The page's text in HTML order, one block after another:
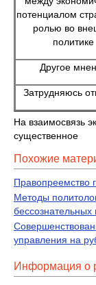
потенциалом
ролью во
политике
Другое
Затрудняюсь
На взаимосвязь
существенное
Похожие
Правопреемство
Методы
бессознательных
управления на
Информация о